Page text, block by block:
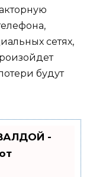
сетях,
будут
-